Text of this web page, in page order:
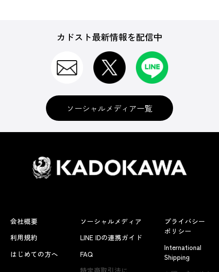
よくあるお問い合わせ
カドスト最新情報を配信中
ソーシャルメディア一覧
会社概要
利用規約
はじめての方へ
ソーシャルメディア
LINE IDの連携ガイド
FAQ
プライバシー
ポリシー
International
Shipping